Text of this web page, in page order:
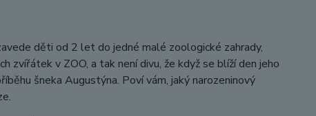
děti od 2 let do jedné malé zoologické zahrady,
zvířátek v ZOO, a tak není divu, že když se blíží den jeho
šneka Augustýna. Poví vám, jaký narozeninový